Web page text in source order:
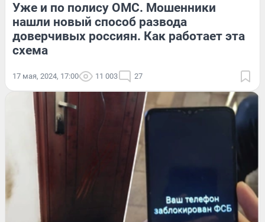
Уже и по полису ОМС. Мошенники
нашли новый способ развода
доверчивых россиян. Как работает эта
схема
17 мая, 2024, 17:00 11 003 27